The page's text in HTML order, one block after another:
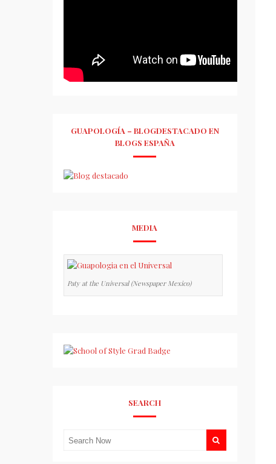
GUAPOLOGÍA – BLOGDESTACADO EN
BLOGS ESPAÑA
MEDIA
Paty at the Universal (Newspaper Mexico)
SEARCH